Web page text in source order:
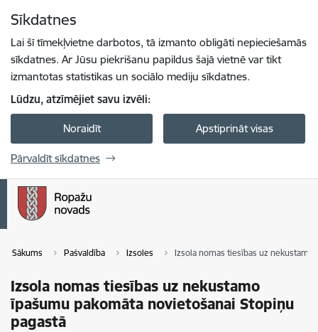
Sīkdatnes
Lai šī tīmekļvietne darbotos, tā izmanto obligāti nepieciešamās
sīkdatnes. Ar Jūsu piekrišanu papildus šajā vietnē var tikt
izmantotas statistikas un sociālo mediju sīkdatnes.
Lūdzu, atzīmējiet savu izvēli:
Noraidīt Apstiprināt visas
Pārvaldīt sīkdatnes
Sākums Pašvaldība Izsoles Izsola nomas tiesības uz
Izsola nomas tiesības uz nekustamo
īpašumu pakomāta novietošanai Stopiņu
pagastā